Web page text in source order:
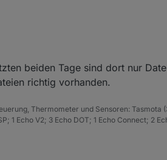
beiden Tage sind dort nur
richtig vorhanden.
Thermometer und Sensoren: Tasmota
1 Echo V2; 3 Echo DOT; 1 Echo Connect; 2